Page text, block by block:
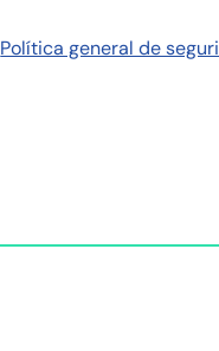
Política general de